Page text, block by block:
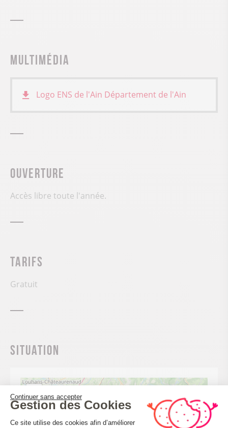
Multimédia
Logo ENS de l'Ain Département de l'Ain
Ouverture
Accès libre toute l'année.
Tarifs
Gratuit
Situation
−
Continuer sans accepter
Gestion des Cookies
Plateforme de Gestion du
Ce site utilise des cookies afin d’améliorer